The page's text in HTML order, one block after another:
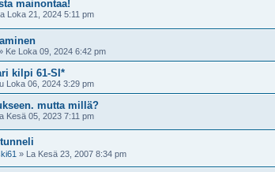
mainontaa!
Loka 21, 2024 5:11 pm
Ke Loka 09, 2024 6:42 pm
kilpi 61-SI*
Loka 06, 2024 3:29 pm
mutta millä?
Kesä 05, 2023 7:11 pm
» La Kesä 23, 2007 8:34 pm